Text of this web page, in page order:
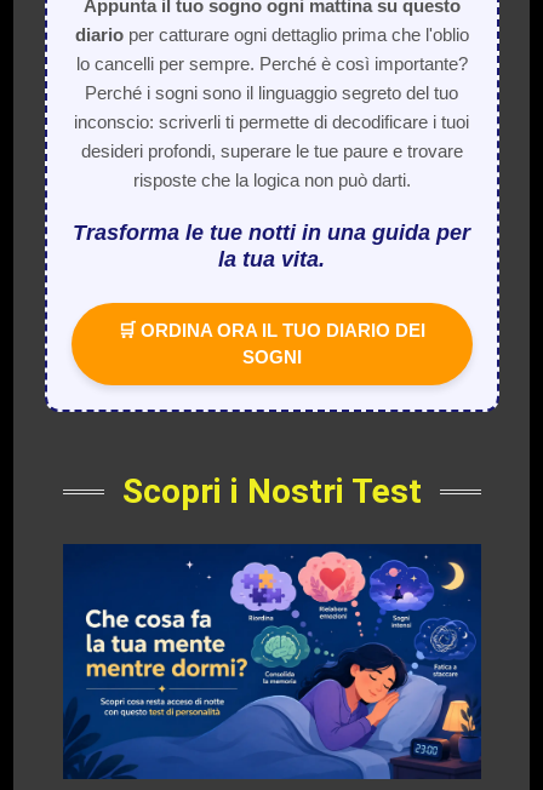
Appunta il tuo sogno ogni mattina su questo
diarioper catturare ogni dettaglio prima che l'oblio
lo cancelli per sempre. Perché è così importante?
Perché i sogni sono il linguaggio segreto del tuo
inconscio: scriverli ti permette di decodificare i tuoi
desideri profondi, superare le tue paure e trovare
risposte che la logica non può darti.
Trasforma le tue notti in una guida per
la tua vita.
🛒 ORDINA ORA IL TUO DIARIO DEI
SOGNI
Scopri i Nostri Test